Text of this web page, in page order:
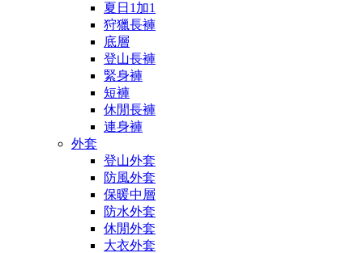
夏日1加1
狩獵長褲
底層
登山長褲
緊身褲
短褲
休閒長褲
連身褲
外套
登山外套
防風外套
保暖中層
防水外套
休閒外套
大衣外套